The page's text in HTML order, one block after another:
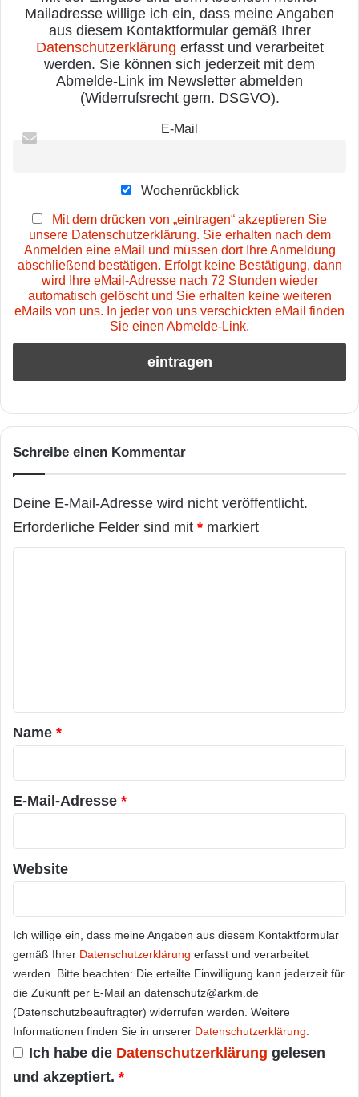
Mailadresse willige ich ein, dass meine Angaben
aus diesem Kontaktformular gemäß Ihrer
Datenschutzerklärung erfasst und verarbeitet
werden. Sie können sich jederzeit mit dem
Abmelde-Link im Newsletter abmelden
(Widerrufsrecht gem. DSGVO).
E-Mail
Wochenrückblick
Mit dem drücken von „eintragen“ akzeptieren Sie
unsere Datenschutzerklärung. Sie erhalten nach dem
Anmelden eine eMail und müssen dort Ihre Anmeldung
abschließend bestätigen. Erfolgt keine Bestätigung, dann
wird Ihre eMail-Adresse nach 72 Stunden wieder
automatisch gelöscht und Sie erhalten keine weiteren
eMails von uns. In jeder von uns verschickten eMail finden
Sie einen Abmelde-Link.
Schreibe einen Kommentar
Deine E-Mail-Adresse wird nicht veröffentlicht.
Erforderliche Felder sind mit * markiert
a
r
*
Name *
E-Mail-Adresse *
Website
Ich willige ein, dass meine Angaben aus diesem Kontaktformular
gemäß Ihrer Datenschutzerklärung erfasst und verarbeitet
werden. Bitte beachten: Die erteilte Einwilligung kann jederzeit für
die Zukunft per E-Mail an datenschutz@arkm.de
(Datenschutzbeauftragter) widerrufen werden. Weitere
Informationen finden Sie in unserer Datenschutzerklärung
Ich habe die Datenschutzerklärung gelesen
und akzeptiert. *